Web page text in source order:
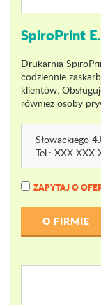
SpiroPrint
Drukarnia
codziennie
klientów.
również osoby
Słowackiego 4J
Tel.: XXX XXX
ZAPYTAJ O
O FIRMIE